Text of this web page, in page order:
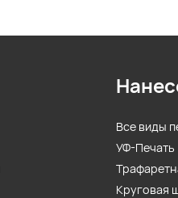
Все виды
УФ-Печать
Круговая